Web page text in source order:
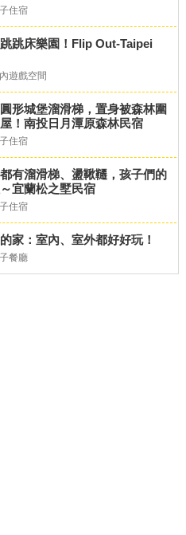
住宿
跳床樂園！Flip Out-Taipei
遊戲空間
形城堡溜滑梯，置身被森林圍
！南投日月潭原森林民宿
住宿
有溜滑梯、盪鞦韆，孩子們的
宜蘭松之墅民宿
住宿
家：室內、室外都好好玩！
餐廳